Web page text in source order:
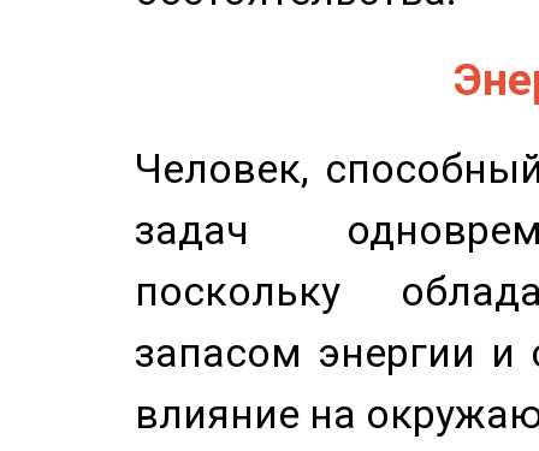
Человек,
задач
поскольку
запасом энергии и
влияние на